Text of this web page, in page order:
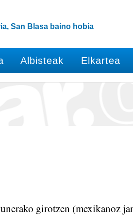
San Blasa baino hobia
Albisteak Elkartea
girotzen (mexikanoz